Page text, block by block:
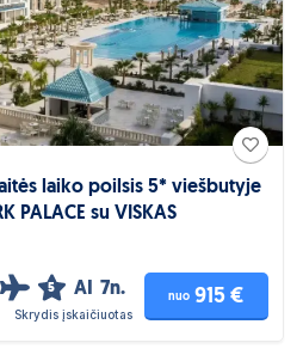
laiko poilsis 5* viešbutyje
PALACE su VISKAS
5 AI 7n.
Skrydis įskaičiuotas
nuo 915 €